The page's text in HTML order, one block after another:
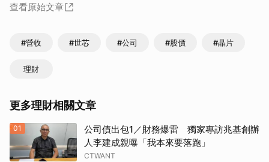
查看原始文章
#營收 #世芯 #公司 #股價 #晶片
理財
更多理財相關文章
01
公司債出包1／財務爆雷 獨家專訪兆基創辦
人李建成親曝「我本來要落跑」
CTWANT